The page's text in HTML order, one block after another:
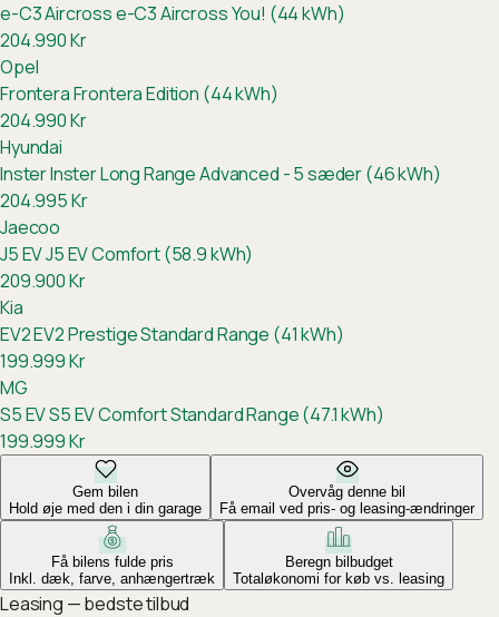
e-C3 Aircrosse-C3 Aircross You! (44 kWh)
204.990Kr
Opel
FronteraFrontera Edition (44 kWh)
204.990Kr
Hyundai
InsterInster Long Range Advanced - 5 sæder (46 kWh)
204.995Kr
Jaecoo
J5 EVJ5 EV Comfort (58.9 kWh)
209.900Kr
Kia
EV2EV2 Prestige Standard Range (41 kWh)
199.999Kr
MG
S5 EVS5 EV Comfort Standard Range (47.1 kWh)
199.999Kr
Gem bilen
Hold øje med den i din garage
Overvåg denne bil
Få email ved pris- og leasing-ændringer
Få bilens fulde pris
Inkl. dæk, farve, anhængertræk
Beregn bilbudget
Totaløkonomi for køb vs. leasing
Leasing — bedste tilbud